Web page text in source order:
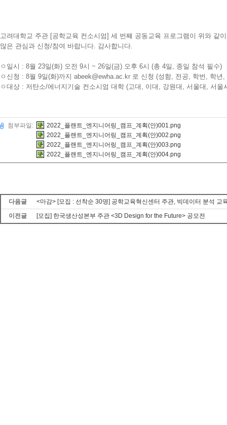
고려대학교 주관 [공학교육 컨소시엄] 세 번째 공동교육 프로그램이 위와 같
많은 관심과 신청/참여 바랍니다. 감사합니다.
ㅇ일시 : 8월 23일(화) 오전 9시 ~ 26일(금) 오후 6시 (총 4일, 종일 참석 필수)
ㅇ신청 : 8월 9일(화)까지 abeek@ewha.ac.kr 로 신청 (성함, 전공, 학번, 학년
ㅇ대상 : 저탄소/에너지기술 컨소시엄 대학 (고대, 이대, 강원대, 서울대, 서
첨부파일:
2022_플랜트_엔지니어링_캠프_계획(안)001.png
2022_플랜트_엔지니어링_캠프_계획(안)002.png
2022_플랜트_엔지니어링_캠프_계획(안)003.png
2022_플랜트_엔지니어링_캠프_계획(안)004.png
다음글
<마감> [모집 : 선착순 30명] 공학교육혁신센터 주관, 빅데이터 분석 교
이전글
[모집] 한국생산성본부 주관 <3D Design for the Future> 공모전